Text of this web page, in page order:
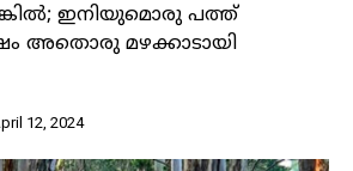
ഇനിയുമൊരു പത്ത്
അതൊരു മഴക്കാടായി
12, 2024